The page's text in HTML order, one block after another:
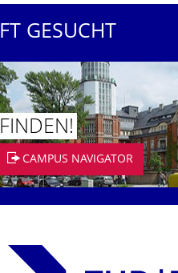
GESUCHT
FINDEN!
CAMPUS NAVIGATOR